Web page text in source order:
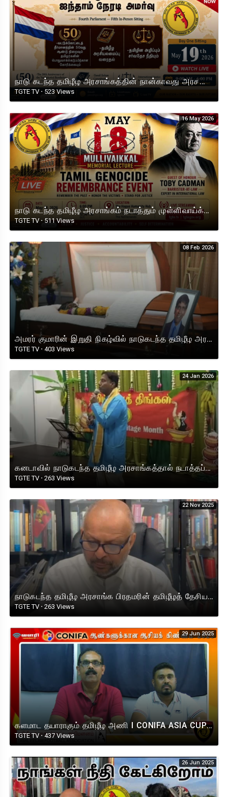
நாடு கடந்த தமிழீழ அரசாங்கத்தின் நான்காவது அரசவையின் ஐந்தாம் நேரடி அமர்வு. 2026 நாள் 1 நேரலை.
TGTE TV · 523 Views
16 May 2026
நாடு கடந்த தமிழீழ அரசாங்கம் நடாத்தும் முள்ளிவாய்க்கால் நினைவுப் பேருரை 2026 (Netherlands) நேரலை.
TGTE TV·511 Views
08 Feb 2026
அமரர் குமாரின் இறுதி நிகழ்வில் நாடுகடந்த தமிழீழ அரசாங்க பிரதமரின் இரங்கல் உரை
TGTE TV · 403 Views
24 Jan 2026
கனடாவில் நாடுகடந்த தமிழீழ அரசாங்கத்தால் நடாத்தப்பட்ட தமிழ் மரபுத் திங்கள் விழாவில் கவுன்சிலர் நீதன்
TGTE TV · 263 Views
22 Nov 2025
நாடுகடந்த தமிழீழ அரசாங்க பிரதமரின் தமிழீழத் தேசியக் கொடிநாள் செய்தி !
TGTE TV · 263 Views
29 Jun 2025
களமாட தயாராகும் தமிழீழ அணி I CONIFA ASIA CUP 2025
TGTE TV · 437 Views
26 Jun 2025